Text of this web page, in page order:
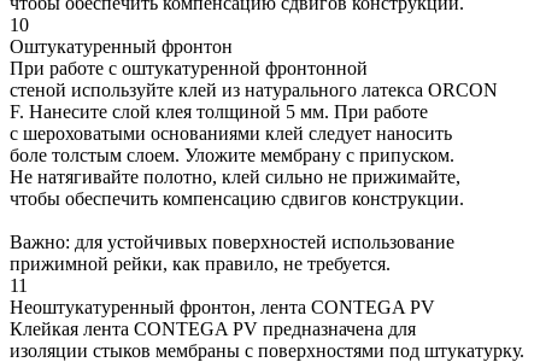
10
Оштукатуренный фронтон
При работе с оштукатуренной фронтонной
стеной используйте клей из натурального латекса ORCON
F. Нанесите слой клея толщиной 5 мм. При работе
с шероховатыми основаниями клей следует наносить
боле толстым слоем. Уложите мембрану с припуском.
Не натягивайте полотно, клей сильно не прижимайте,
чтобы обеспечить компенсацию сдвигов конструкции.
Важно: для устойчивых поверхностей использование
прижимной рейки, как правило, не требуется.
11
Неоштукатуренный фронтон, лента CONTEGA PV
Клейкая лента CONTEGA PV предназначена для
изоляции стыков мембраны с поверхностями под штукатурку.